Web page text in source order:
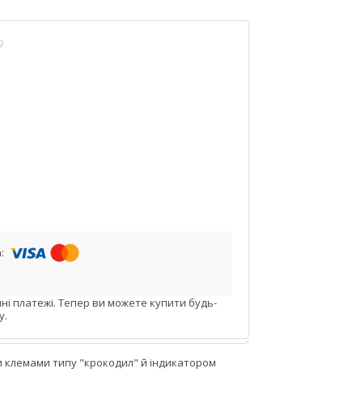
платежі. Тепер ви можете купити будь-
клемами типу "крокодил" й індикатором